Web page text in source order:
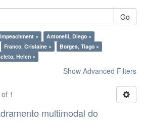
Go
×
Antonelli, Diego ×
Franco, Crislaine ×
Borges, Tiago ×
Helen ×
Show Advanced Filters
1
multimodal do